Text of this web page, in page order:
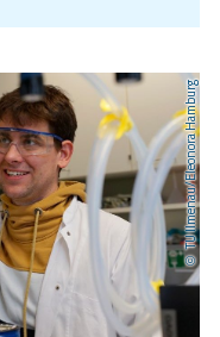
TU Ilmenau/Eleonora Hamburg